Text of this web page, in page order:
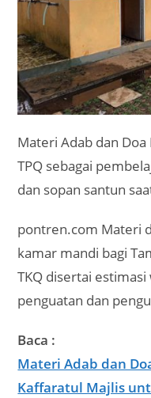
Materi Adab dan
TPQ sebagai
dan sopan santun
pontren.com Materi
kamar mandi bagi
TKQ disertai
penguatan dan
Baca :
Materi Adab dan
Kaffaratul Majlis